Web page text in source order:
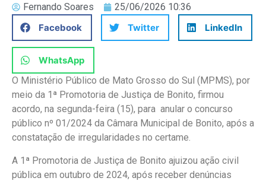
Fernando Soares
25/06/2026 10:36
Facebook
Twitter LinkedIn
WhatsApp
O Ministério Público de Mato Grosso do Sul (MPMS), por
meio da 1ª Promotoria de Justiça de Bonito, firmou
acordo, na segunda-feira (15), para anular o concurso
público nº 01/2024 da Câmara Municipal de Bonito, após a
constatação de irregularidades no certame.
A 1ª Promotoria de Justiça de Bonito ajuizou ação civil
pública em outubro de 2024, após receber denúncias